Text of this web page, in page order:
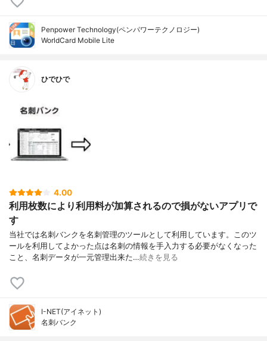
Penpower Technology(ペンパワーテクノロジー)
WorldCard Mobile Lite
ひでひで
4.00
利用枚数により利用料が加算されるので損がないアプリで
す
当社では名刺バンクを名刺管理のツールとして利用しています。このツ
ールを利用してよかった点は名刺の情報を手入力する必要がなくなった
こと、名刺データが一元管理出来た…続きを見る
I-NET(アイネット)
名刺バンク